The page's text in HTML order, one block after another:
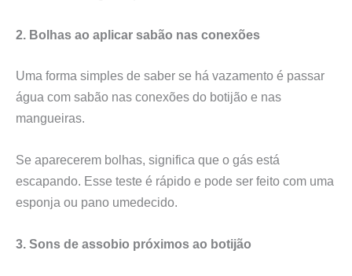
2. Bolhas ao aplicar sabão nas conexões
Uma forma simples de saber se há vazamento é passar
água com sabão nas conexões do botijão e nas
mangueiras.
Se aparecerem bolhas, significa que o gás está
escapando. Esse teste é rápido e pode ser feito com uma
esponja ou pano umedecido.
3. Sons de assobio próximos ao botijão